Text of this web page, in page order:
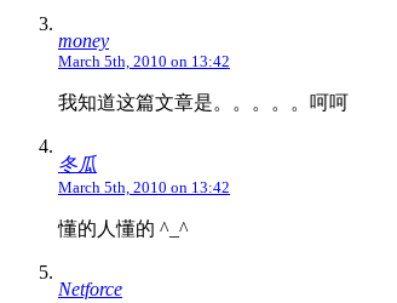
money
March 5th, 2010 on 13:42
我知道这篇文章是。。。。。呵呵
冬瓜
March 5th, 2010 on 13:42
懂的人懂的 ^_^
Netforce